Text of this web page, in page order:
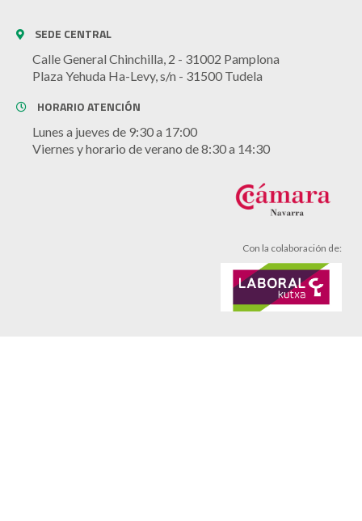
SEDE CENTRAL
Calle General Chinchilla, 2 - 31002 Pamplona
Plaza Yehuda Ha-Levy, s/n - 31500 Tudela
HORARIO ATENCIÓN
Lunes a jueves de 9:30 a 17:00
Viernes y horario de verano de 8:30 a 14:30
Con la colaboración de: